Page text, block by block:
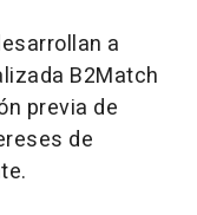
a
B2Match
previa de
de